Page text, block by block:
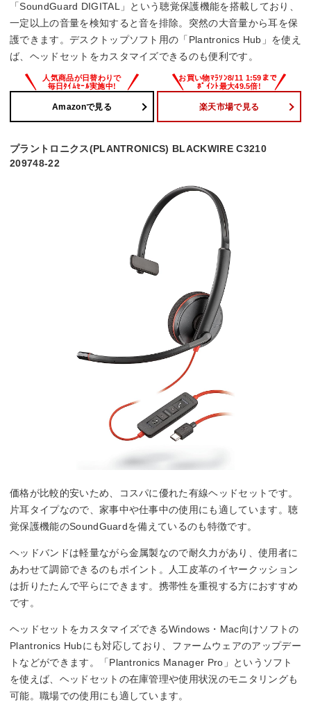
「SoundGuard DIGITAL」という聴覚保護機能を搭載しており、
一定以上の音量を検知すると音を排除。突然の大音量から耳を保
護できます。デスクトップソフト用の「Plantronics Hub」を使え
ば、ヘッドセットをカスタマイズできるのも便利です。
Amazonで見る 楽天市場で見る
プラントロニクス(PLANTRONICS) BLACKWIRE C3210
209748-22
価格が比較的安いため、コスパに優れた有線ヘッドセットです。
片耳タイプなので、家事中や仕事中の使用にも適しています。聴
覚保護機能のSoundGuardを備えているのも特徴です。
ヘッドバンドは軽量ながら金属製なので耐久力があり、使用者に
あわせて調節できるのもポイント。人工皮革のイヤークッション
は折りたたんで平らにできます。携帯性を重視する方におすすめ
です。
ヘッドセットをカスタマイズできるWindows・Mac向けソフトの
Plantronics Hubにも対応しており、ファームウェアのアップデー
トなどができます。「Plantronics Manager Pro」というソフト
を使えば、ヘッドセットの在庫管理や使用状況のモニタリングも
可能。職場での使用にも適しています。